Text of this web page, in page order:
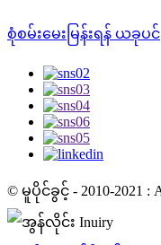
စုံစမ်းမေးမြန်းရန် ယခုပင်
© မူပိုင်ခွင့် - 2010-2021 :